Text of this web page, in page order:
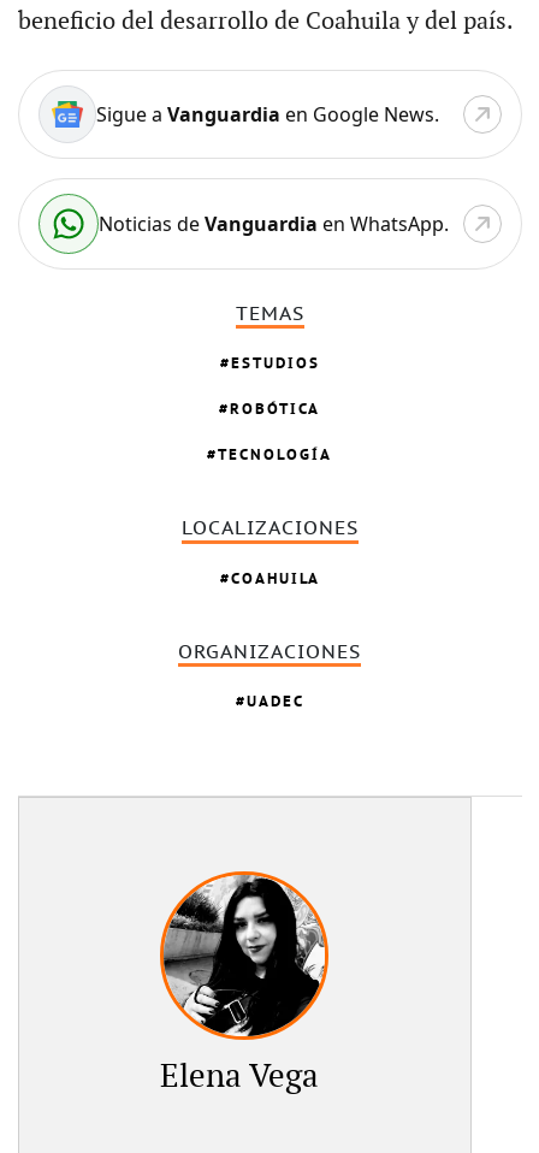
beneficio del desarrollo de Coahuila y del país.
Sigue a Vanguardia en Google News.
Noticias deVanguardia en WhatsApp.
TEMAS
ESTUDIOS
ROBÓTICA
TECNOLOGÍA
LOCALIZACIONES
COAHUILA
ORGANIZACIONES
UADEC
Elena Vega